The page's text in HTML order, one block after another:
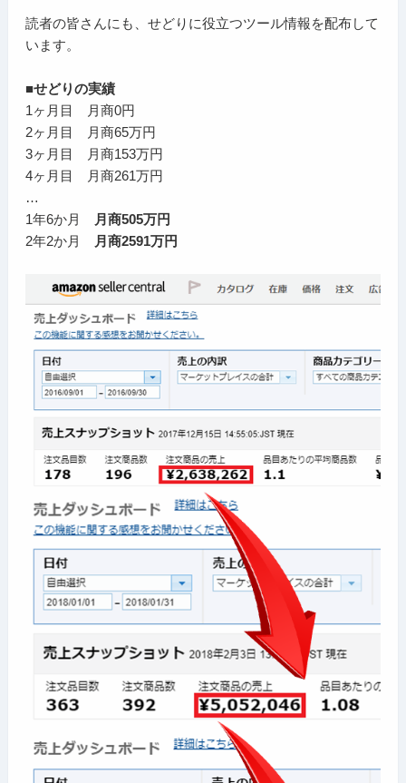
読者の皆さんにも、せどりに役立つツール情報を配布して
います。
■せどりの実績
1ヶ月目 月商0円
2ヶ月目 月商65万円
3ヶ月目 月商153万円
4ヶ月目 月商261万円
…
1年6か月
月商505万円
2年2か月
月商2591万円